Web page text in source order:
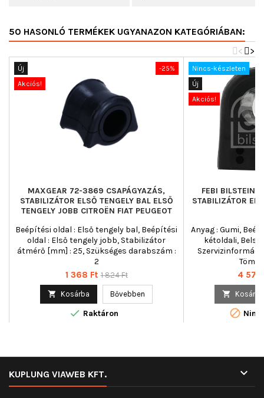
50 HASONLÓ TERMÉKEK UGYANAZON KATEGÓRIÁBAN:
>
<
-25%
Új
Akciós!
MAXGEAR 72-3869 CSAPÁGYAZÁS,
STABILIZÁTOR ELSŐ TENGELY BAL ELSŐ
TENGELY JOBB CITROËN FIAT PEUGEOT
Beépítési oldal : Első tengely bal, Beépítési
oldal : Első tengely jobb, Stabilizátor
átmérő [mm] : 25, Szükséges darabszám :
2
Ár
1 368 Ft Normál
1 824 Ft
 Kosárba Bővebben
 Raktáron
Nincs-készleten
Új
Akciós!
FEBI BILSTEIN
STABILIZÁTOR
Anyag : Gumi,
kétoldali,
Ár
4 576
 Kosárba

KUPLUNG VIAWEB KFT. 